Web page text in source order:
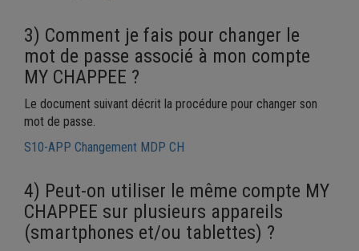
3) Comment je fais pour changer le
mot de passe associé à mon compte
MY CHAPPEE ?
Le document suivant décrit la procédure pour changer son
mot de passe.
S10-APP Changement MDP CH
4) Peut-on utiliser le même compte MY
CHAPPEE sur plusieurs appareils
(smartphones et/ou tablettes) ?